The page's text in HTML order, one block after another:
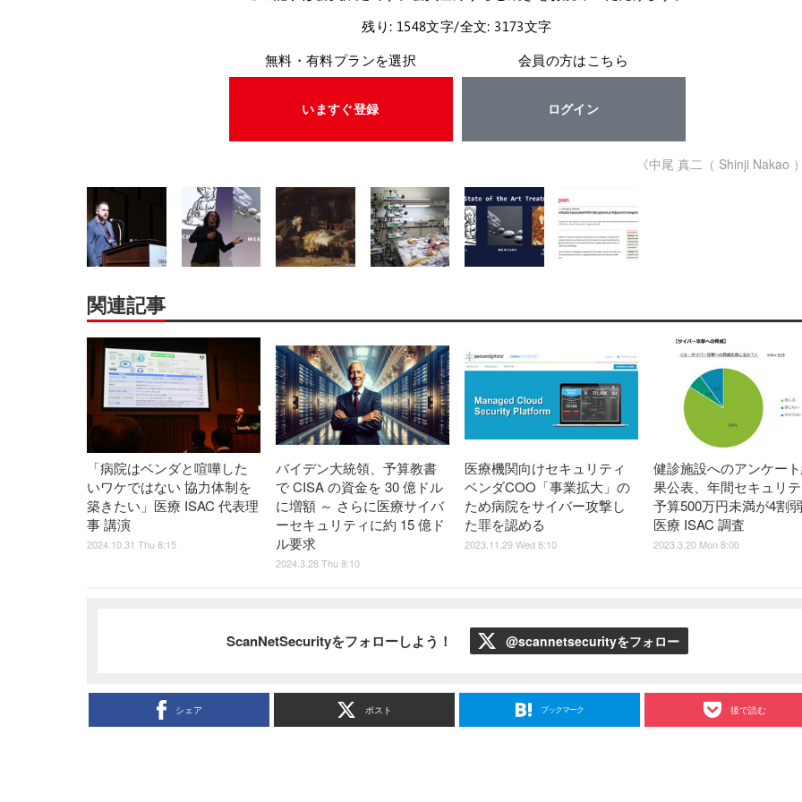
残り: 1548文字/全文: 3173文字
無料・有料プランを選択
いますぐ登録
会員の方はこちら
ログイン
《中尾 真二（ Shinji Nakao
関連記事
「病院はベンダと喧嘩した
いワケではない 協力体制を
築きたい」医療 ISAC 代表理
事 講演
2024.10.31 Thu 8:15
バイデン大統領、予算教書
で CISA の資金を 30 億ドル
に増額 ～ さらに医療サイバ
ーセキュリティに約 15 億ド
ル要求
2024.3.28 Thu 8:10
医療機関向けセキュリティ
ベンダCOO「事業拡大」の
ため病院をサイバー攻撃し
た罪を認める
2023.11.29 Wed 8:10
健診施設へのアンケー
果公表、年間セキュリ
予算500万円未満が4割
医療 ISAC 調査
2023.3.20 Mon 8:00
ScanNetSecurityをフォローしよう！ @scannetsecurityをフォロー
シェア ポスト ブックマーク 後で読む